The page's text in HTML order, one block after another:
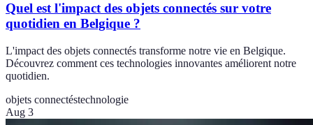
Quel est l'impact des objets connectés sur votre
quotidien en Belgique ?
L'impact des objets connectés transforme notre vie en Belgique.
Découvrez comment ces technologies innovantes améliorent notre
quotidien.
objets connectéstechnologie
Aug 3